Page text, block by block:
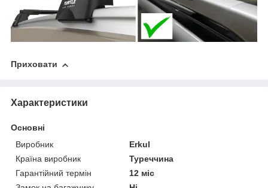
Приховати
Характеристики
Основні
Виробник
Erkul
Країна виробник
Туреччина
Гарантійний термін
12 міс